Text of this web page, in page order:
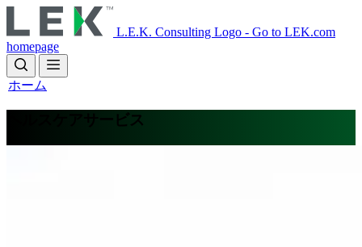
to
main
content
L.E.K. Consulting Logo - Go to LEK.com
homepage
ホーム
ヘルスケアサービス